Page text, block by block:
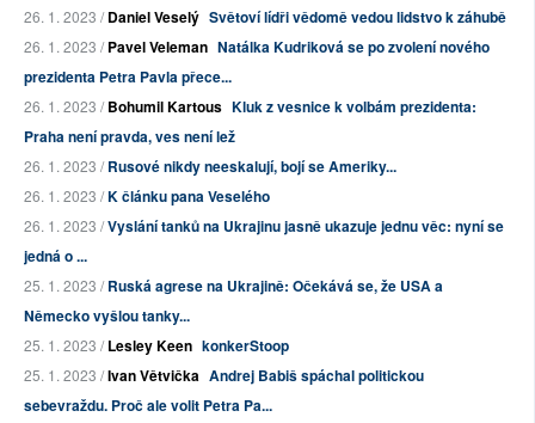
26. 1. 2023 /Daniel Veselý Světoví lídři vědomě vedou lidstvo k záhubě
26. 1. 2023 /Pavel Veleman Natálka Kudriková se po zvolení nového
prezidenta Petra Pavla přece...
26. 1. 2023 /Bohumil Kartous Kluk z vesnice k volbám prezidenta:
Praha není pravda, ves není lež
26. 1. 2023 /Rusové nikdy neeskalují, bojí se Ameriky...
26. 1. 2023 /K článku pana Veselého
26. 1. 2023 /Vyslání tanků na Ukrajinu jasně ukazuje jednu věc: nyní se
jedná o ...
25. 1. 2023 /Ruská agrese na Ukrajině: Očekává se, že USA a
Německo vyšlou tanky...
25. 1. 2023 /Lesley Keen konkerStoop
25. 1. 2023 /Ivan Větvička Andrej Babiš spáchal politickou
sebevraždu. Proč ale volit Petra Pa...